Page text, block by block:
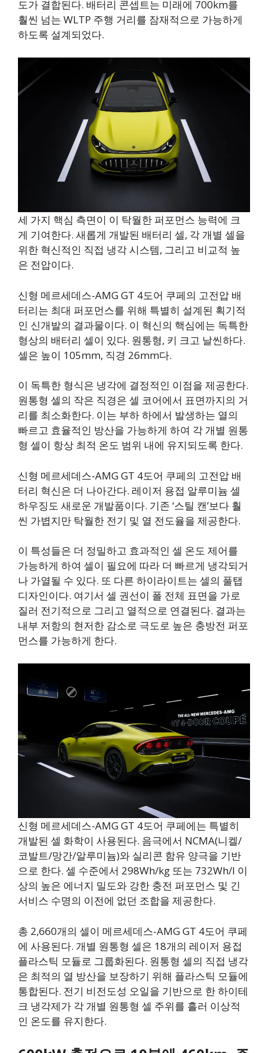
도가 결합된다. 배터리 콘셉트는 미래에 700km를
훨씬 넘는 WLTP 주행 거리를 잠재적으로 가능하게
하도록 설계되었다.
세 가지 핵심 측면이 이 탁월한 퍼포먼스 능력에 크
게 기여한다. 새롭게 개발된 배터리 셀, 각 개별 셀을
위한 혁신적인 직접 냉각 시스템, 그리고 비교적 높
은 전압이다.
신형 메르세데스-AMG GT 4도어 쿠페의 고전압 배
터리는 최대 퍼포먼스를 위해 특별히 설계된 획기적
인 신개발의 결과물이다. 이 혁신의 핵심에는 독특한
형상의 배터리 셀이 있다. 원통형, 키 크고 날씬하다.
셀은 높이 105mm, 직경 26mm다.
이 독특한 형식은 냉각에 결정적인 이점을 제공한다.
원통형 셀의 작은 직경은 셀 코어에서 표면까지의 거
리를 최소화한다. 이는 부하 하에서 발생하는 열의
빠르고 효율적인 방산을 가능하게 하여 각 개별 원통
형 셀이 항상 최적 온도 범위 내에 유지되도록 한다.
신형 메르세데스-AMG GT 4도어 쿠페의 고전압 배
터리 혁신은 더 나아간다. 레이저 용접 알루미늄 셀
하우징도 새로운 개발품이다. 기존 ‘스틸 캔’보다 훨
씬 가볍지만 탁월한 전기 및 열 전도율을 제공한다.
이 특성들은 더 정밀하고 효과적인 셀 온도 제어를
가능하게 하여 셀이 필요에 따라 더 빠르게 냉각되거
나 가열될 수 있다. 또 다른 하이라이트는 셀의 풀탭
디자인이다. 여기서 셀 권선이 폴 전체 표면을 가로
질러 전기적으로 그리고 열적으로 연결된다. 결과는
내부 저항의 현저한 감소로 극도로 높은 충방전 퍼포
먼스를 가능하게 한다.
신형 메르세데스-AMG GT 4도어 쿠페에는 특별히
개발된 셀 화학이 사용된다. 음극에서 NCMA(니켈/
코발트/망간/알루미늄)와 실리콘 함유 양극을 기반
으로 한다. 셀 수준에서 298Wh/kg 또는 732Wh/l 이
상의 높은 에너지 밀도와 강한 충전 퍼포먼스 및 긴
서비스 수명의 이전에 없던 조합을 제공한다.
총 2,660개의 셀이 메르세데스-AMG GT 4도어 쿠페
에 사용된다. 개별 원통형 셀은 18개의 레이저 용접
플라스틱 모듈로 그룹화된다. 원통형 셀의 직접 냉각
은 최적의 열 방산을 보장하기 위해 플라스틱 모듈에
통합된다. 전기 비전도성 오일을 기반으로 한 하이테
크 냉각제가 각 개별 원통형 셀 주위를 흘러 이상적
인 온도를 유지한다.